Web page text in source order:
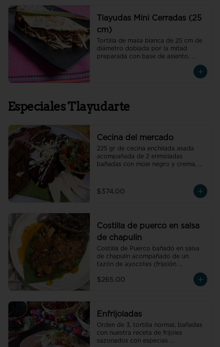
Tlayudas Mini Cerradas (25
cm)
Tortilla de masa blanca de 25 cm de
diámetro doblada por la mitad
preparada con base de asiento,
pasta de frijol con toque de hoja de
Especiales Tlayudarte
Cecina del mercado
225 gr de cecina enchilada asada
acompañada de 2 enmoladas
bañadas con mole negro y crema,
$374.00
Costilla de puerco en salsa
de chapulin
Costilla de Puerco bañado en salsa
de chapulín acompañado de un
tazón de ayocotes (frijolón
$265.00
Enfrijoladas
Orden de 3, tortilla normal, bañadas
con nuestra receta de frijoles
sazonados con especias